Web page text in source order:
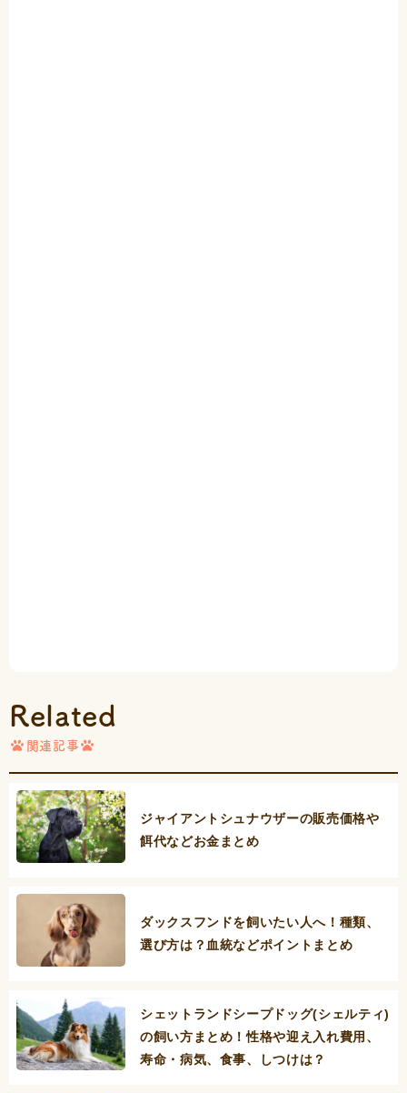
Related
関連記事
ジャイアントシュナウザーの販売価格や
餌代などお金まとめ
ダックスフンドを飼いたい人へ！種類、
選び方は？血統などポイントまとめ
シェットランドシープドッグ(シェルティ)
の飼い方まとめ！性格や迎え入れ費用、
寿命・病気、食事、しつけは？